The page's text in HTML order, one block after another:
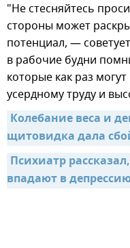
"Не стесняйтесь
стороны может
потенциал, —
в рабочие будни
которые как раз
усердному труду и
Колебание веса и
щитовидка дала
Психиатр
впадают в